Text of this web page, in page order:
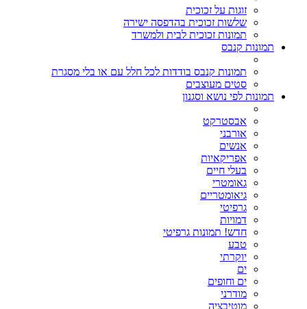
זוגות על זכוכית
שלשות זכוכית בהדפסה ישירה
תמונות זכוכית לבית ולמשרד
תמונות קנבס
תמונות קנבס בודדות לכל חלל עם או בלי מסגרת
סטים מעוצבים
תמונות לפי נושא וסגנון
אבסטרקט
אורבני
אנשים
אפריקאיות
בעלי חיים
גאומטרי
גיאומטריים
גרפיטי
דמויות
חדש! תמונות גרפיטי
טבע
יוקרתי
ים
ים וחופים
מודרני
מוטיבציה